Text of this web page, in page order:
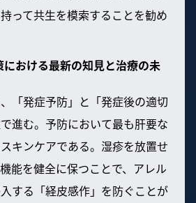
って共生を模索することを勧め
おける最新の知見と治療の未
「発症予防」と「発症後の適切
進む。予防において最も肝要な
キンケアである。湿疹を放置せ
能を健全に保つことで、アレル
する「経皮感作」を防ぐことが